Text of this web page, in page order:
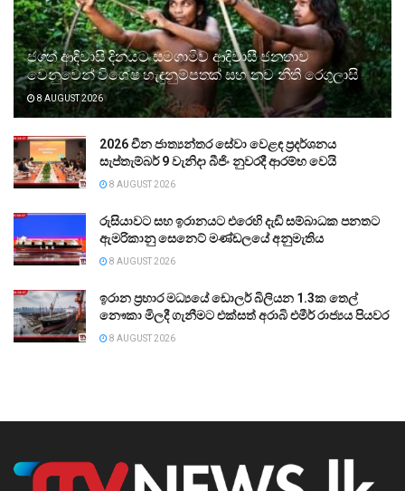
ජගත් ආදිවාසි දිනයට සමගාමීව ආදිවාසී ජනතාව
වෙනුවෙන් විශේෂ හැඳුනුම්පතක් සහ නව නීති රෙගුලාසි
8 AUGUST 2026
2026 චීන ජාත්‍යන්තර සේවා වෙළඳ ප්‍රදර්ශනය
සැප්තැම්බර් 9 වැනිදා බීජිං නුවරදී ආරම්භ වෙයි
8 AUGUST 2026
රුසියාවට සහ ඉරානයට එරෙහි දැඩි සම්බාධක පනතට
ඇමරිකානු සෙනෙට් මණ්ඩලයේ අනුමැතිය
8 AUGUST 2026
ඉරාන ප්‍රහාර මධ්‍යයේ ඩොලර් බිලියන 1.3ක තෙල්
නෞකා මිලදී ගැනීමට එක්සත් අරාබි එමීර් රාජ්‍යය පියවර
8 AUGUST 2026